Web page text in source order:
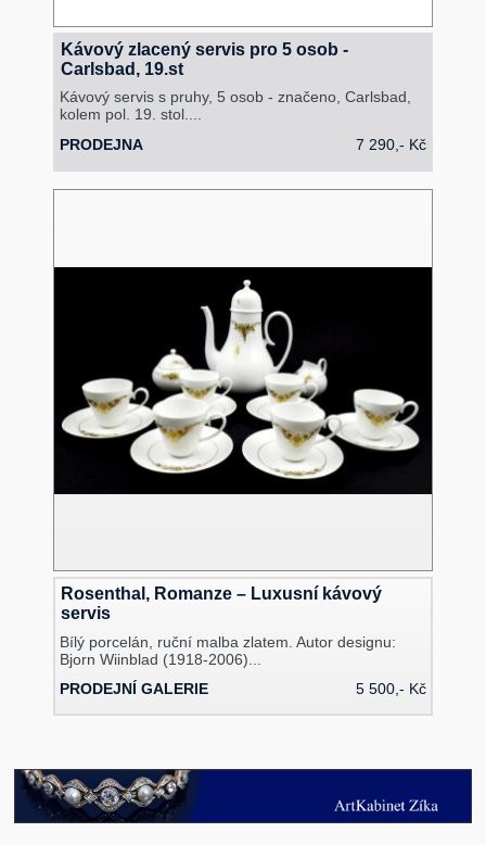
Kávový zlacený servis pro 5 osob -
Carlsbad, 19.st
Kávový servis s pruhy, 5 osob - značeno, Carlsbad,
kolem pol. 19. stol....
PRODEJNA
7 290,- Kč
Rosenthal, Romanze – Luxusní kávový
servis
Bílý porcelán, ruční malba zlatem. Autor designu:
Bjorn Wiinblad (1918-2006)...
PRODEJNÍ GALERIE
5 500,- Kč